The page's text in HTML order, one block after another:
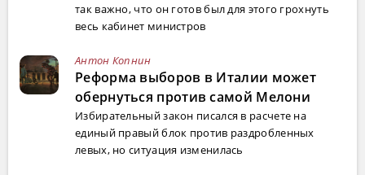
так важно, что он готов был для этого грохнуть
весь кабинет министров
Антон Копнин
Реформа выборов в Италии может
обернуться против самой Мелони
Избирательный закон писался в расчете на
единый правый блок против раздробленных
левых, но ситуация изменилась